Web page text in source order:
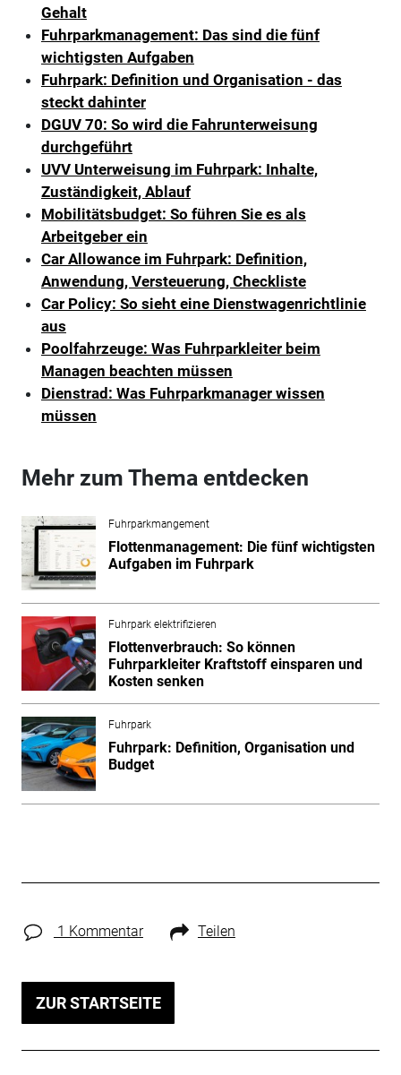
Gehalt
Fuhrparkmanagement: Das sind die fünf
wichtigsten Aufgaben
Fuhrpark: Definition und Organisation - das
steckt dahinter
DGUV 70: So wird die Fahrunterweisung
durchgeführt
UVV Unterweisung im Fuhrpark: Inhalte,
Zuständigkeit, Ablauf
Mobilitätsbudget: So führen Sie es als
Arbeitgeber ein
Car Allowance im Fuhrpark: Definition,
Anwendung, Versteuerung, Checkliste
Car Policy: So sieht eine Dienstwagenrichtlinie
aus
Poolfahrzeuge: Was Fuhrparkleiter beim
Managen beachten müssen
Dienstrad: Was Fuhrparkmanager wissen
müssen
Mehr zum Thema entdecken
Fuhrparkmangement
Flottenmanagement: Die fünf wichtigsten
Aufgaben im Fuhrpark
Fuhrpark elektrifizieren
Flottenverbrauch: So können
Fuhrparkleiter Kraftstoff einsparen und
Kosten senken
Fuhrpark
Fuhrpark: Definition, Organisation und
Budget
1 Kommentar Teilen
ZUR STARTSEITE